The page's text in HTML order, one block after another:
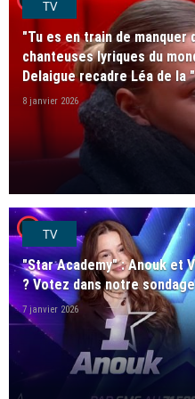
TV
"Tu es en train de
chanteuses lyriques du
Delaigue recadre Léa de la
8 janvier 2026
player2TV
"Star Academy" : Anouk et
? Votez dans notre sondage
7 janvier 2026